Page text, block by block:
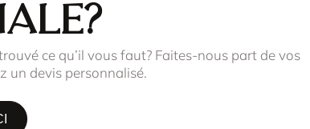
ce qu’il vous faut? Faites-nous part de vos
un devis personnalisé.